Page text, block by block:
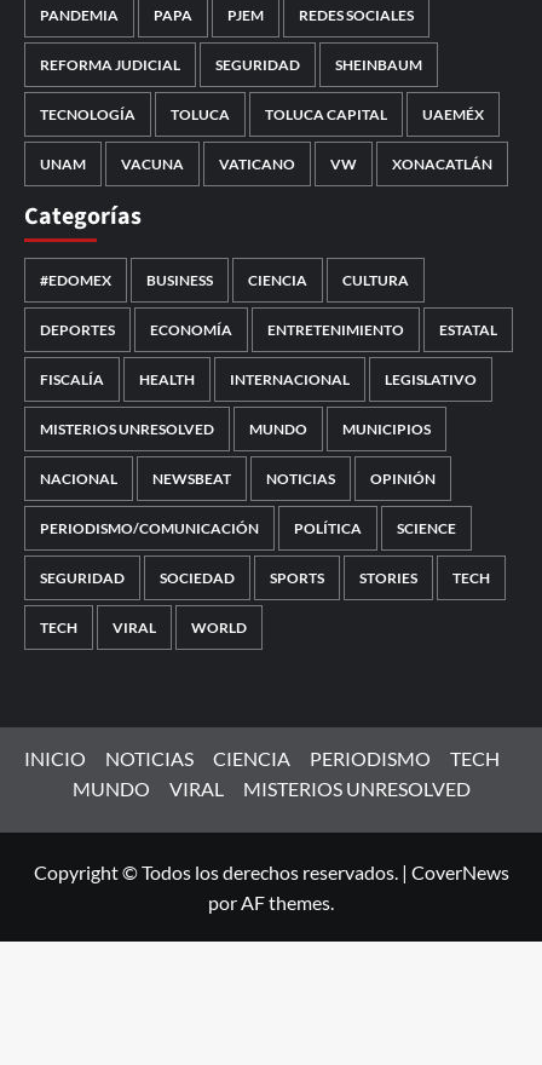
PANDEMIA PAPA PJEM REDES SOCIALES
REFORMA JUDICIAL SEGURIDAD SHEINBAUM
TECNOLOGÍA TOLUCA TOLUCA CAPITAL UAEMÉX
UNAM VACUNA VATICANO VW XONACATLÁN
Categorías
#EDOMEX BUSINESS CIENCIA CULTURA
DEPORTES ECONOMÍA ENTRETENIMIENTO ESTATAL
FISCALÍA HEALTH INTERNACIONAL LEGISLATIVO
MISTERIOS UNRESOLVED MUNDO MUNICIPIOS
NACIONAL NEWSBEAT NOTICIAS OPINIÓN
PERIODISMO/COMUNICACIÓN POLÍTICA SCIENCE
SEGURIDAD SOCIEDAD SPORTS STORIES TECH
TECH VIRAL WORLD
INICIO NOTICIAS CIENCIA PERIODISMO
TECH
MUNDO
VIRAL MISTERIOS UNRESOLVED
Copyright © Todos los derechos reservados. | CoverNews
por AF themes.